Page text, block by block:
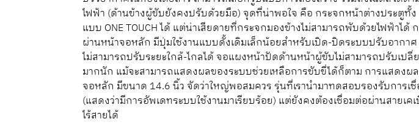
ไฟฟ้า (ด้านข้างผู้ขับยังคงปรับด้วยมือ) จุดที่น่าพอใจ คือ กระจกหน้าต่างประตูทั้
แบบ ONE TOUCH ได้ แต่น่าเสียดายที่กระจกมองข้างไม่สามารถพับด้วยไฟฟ้าได้
ผ่านหน้าจอหลัก มีปุ่มใช้งานแบบดั้งเดิมเล็กน้อยสำหรับเปิด-ปิดระบบปรับอากา
ไม่สามารถปรับระยะใกล้-ไกลได้ จอแผงหน้าปัดด้านหน้าผู้ขับไม่สามารถปรับเป
มากนัก แม้จะสามารถแสดงผลของระบบช่วยเหลือการขับขี่ได้ก็ตาม การแสดง
จอหลัก มีขนาด 14.6 นิ้ว จัดว่าใหญ่พอสมควร รุ่นที่เรานำมาทดสอบรองรับการเชื่
(แสดงว่ามีการอัพเดทระบบใช้งานมาเรียบร้อย) แต่ยังคงต้องเชื่อมต่อผ่านสายเค
ไร้สายได้